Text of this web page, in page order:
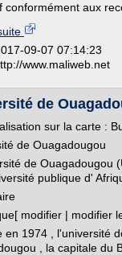
conformément aux
09-07 07:14:23
www.maliweb.net
de
sur la carte :
de Ouagadougou
de Ouagadougou
publique d'
modifier | modifier
en 1974 , l'université
, la capitale du